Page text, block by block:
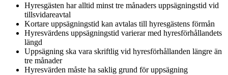
Hyresgästen har alltid minst tre månaders uppsägningstid vid
tillsvidareavtal
Kortare uppsägningstid kan avtalas till hyresgästens förmån
Hyresvärdens uppsägningstid varierar med hyresförhållandets
längd
Uppsägning ska vara skriftlig vid hyresförhållanden längre än
tre månader
Hyresvärden måste ha saklig grund för uppsägning